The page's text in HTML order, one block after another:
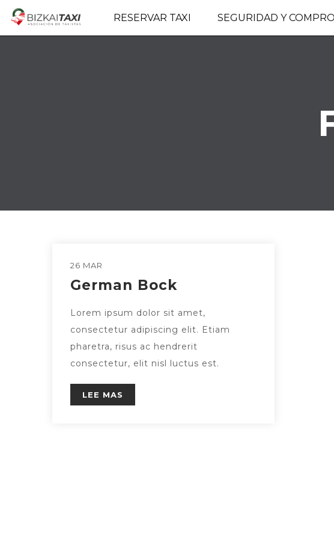
RESERVAR TAXI SEGURIDAD Y
26 MAR
German Bock
Lorem ipsum dolor sit amet,
consectetur adipiscing elit. Etiam
pharetra, risus ac hendrerit
consectetur, elit nisl luctus est.
LEE MAS